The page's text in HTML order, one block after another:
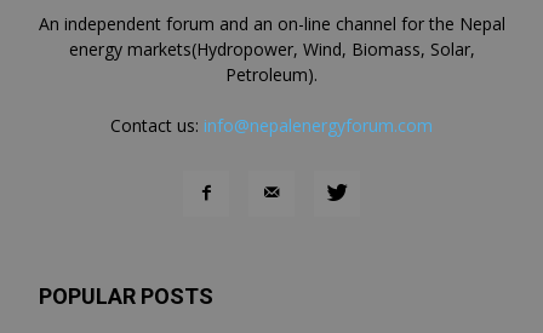
An independent forum and an on-line channel for the Nepal
energy markets(Hydropower, Wind, Biomass, Solar,
Petroleum).
Contact us: info@nepalenergyforum.com
POPULAR POSTS